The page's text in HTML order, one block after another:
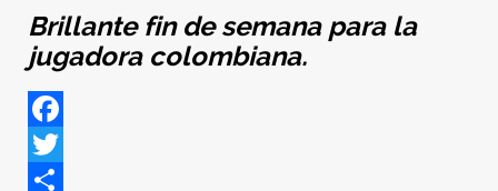
Brillante fin de semana para la
jugadora colombiana.
Facebook
Twitter